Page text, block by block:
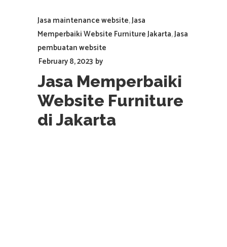
Jasa maintenance website,Jasa
Memperbaiki Website Furniture Jakarta,Jasa
pembuatan website
February 8, 2023 by
Jasa Memperbaiki
Website Furniture
di Jakarta